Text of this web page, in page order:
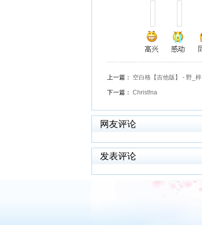
上一篇： 空白格【吉他版】 - 野_梓
下一篇： Christ!na
网友评论
发表评论